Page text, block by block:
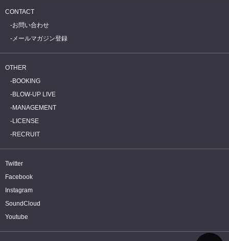
CONTACT
お問い合わせ
メールマガジン登録
OTHER
BOOKING
BLOW-UP LIVE
MANAGEMENT
LICENSE
RECRUIT
Twitter
Facebook
Instagram
SoundCloud
Youtube